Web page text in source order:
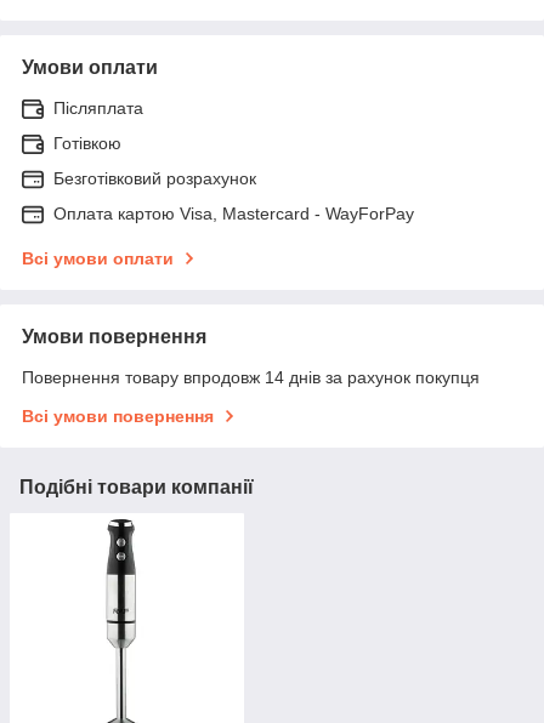
Умови оплати
Післяплата
Готівкою
Безготівковий розрахунок
Оплата картою Visa, Mastercard - WayForPay
Всі умови оплати
Умови повернення
Повернення товару впродовж 14 днів за рахунок покупця
Всі умови повернення
Подібні товари компанії